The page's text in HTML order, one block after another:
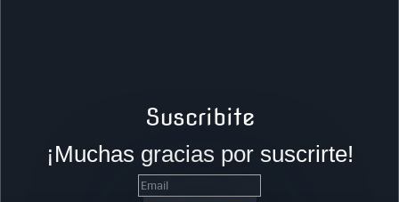
Suscribite
¡Muchas gracias por suscrirte!